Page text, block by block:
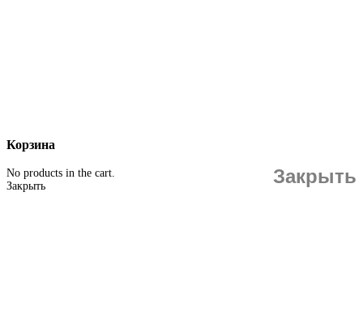
Корзина
Закрыть
No products in the cart.
Закрыть